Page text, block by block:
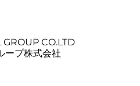
CO.LTD
ープ株式会社